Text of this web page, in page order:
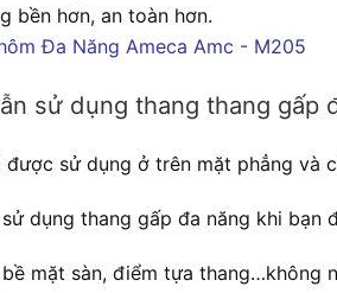
bền hơn, an toàn hơn.
sử dụng thang thang gấp
được sử dụng ở trên mặt phẳng và
sử dụng thang gấp đa năng khi
mặt sàn, điểm tựa thang…không